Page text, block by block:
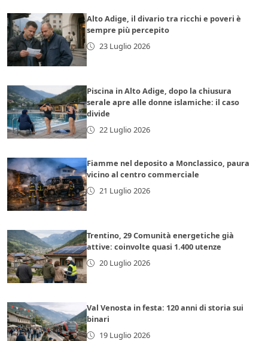
Alto Adige, il divario tra ricchi e poveri è
sempre più percepito
23 Luglio 2026
Piscina in Alto Adige, dopo la chiusura
serale apre alle donne islamiche: il caso
divide
22 Luglio 2026
Fiamme nel deposito a Monclassico, paura
vicino al centro commerciale
21 Luglio 2026
Trentino, 29 Comunità energetiche già
attive: coinvolte quasi 1.400 utenze
20 Luglio 2026
Val Venosta in festa: 120 anni di storia sui
binari
19 Luglio 2026